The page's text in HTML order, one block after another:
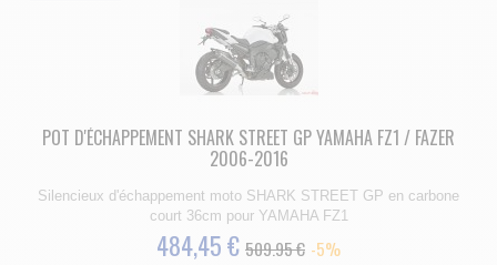
POT D'ÉCHAPPEMENT SHARK STREET GP YAMAHA FZ1 / FAZER
2006-2016
Silencieux d'échappement moto SHARK STREET GP en carbone
court 36cm pour YAMAHA FZ1
484,45 € 509.95 € -5%